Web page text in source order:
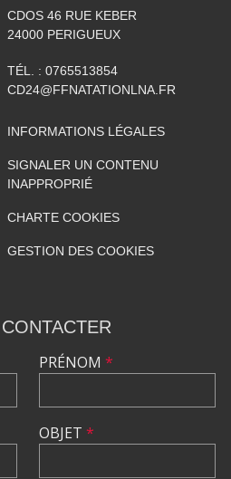
CDOS 46 RUE KEBER
24000 PERIGUEUX
TÉL. : 0765513854
CD24@FFNATATIONLNA.FR
INFORMATIONS LÉGALES
SIGNALER UN CONTENU
INAPPROPRIÉ
CHARTE COOKIES
GESTION DES COOKIES
PRÉNOM *
OBJET *